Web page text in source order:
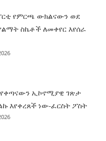
የምርጫ ውክልናውን ወደ
ስኬቶች ለመቀየር እየሰራ
ኢኮኖሚያዊ ገጽታ
እየቀረጸች ነው-ፈርስት ፖስት